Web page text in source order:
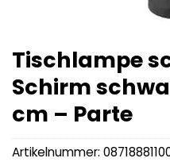
Tischlampe
Schirm
cm – Parte
Artikelnummer: